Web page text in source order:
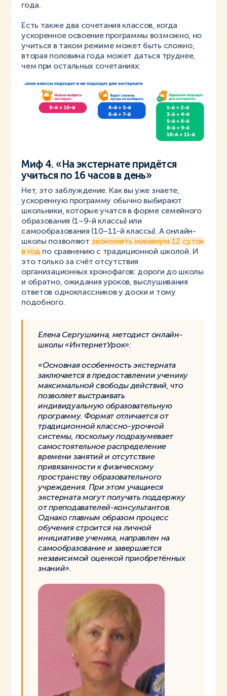
года.
Есть также два сочетания классов, когда
ускоренное освоение программы возможно, но
учиться в таком режиме может быть сложно,
вторая половина года может даться труднее,
чем при остальных сочетаниях:
Миф 4. «На экстернате придётся
учиться по 16 часов в день»
Нет, это заблуждение. Как вы уже знаете,
ускоренную программу обычно выбирают
школьники, которые учатся в форме семейного
образования (1–9-й классы) или
самообразования (10–11-й классы). А онлайн-
школы позволяют экономить минимум 12 суток
в год по сравнению с традиционной школой. И
это только за счёт отсутствия
организационных хронофагов: дороги до школы
и обратно, ожидания уроков, выслушивания
ответов одноклассников у доски и тому
подобного.
Елена Сергушкина, методист онлайн-
школы «ИнтернетУрок»:
«Основная особенность экстерната
заключается в предоставлении ученику
максимальной свободы действий, что
позволяет выстраивать
индивидуальную образовательную
программу. Формат отличается от
традиционной классно-урочной
системы, поскольку подразумевает
самостоятельное распределение
времени занятий и отсутствие
привязанности к физическому
пространству образовательного
учреждения. При этом учащиеся
экстерната могут получать поддержку
от преподавателей-консультантов.
Однако главным образом процесс
обучения строится на личной
инициативе ученика, направлен на
самообразование и завершается
независимой оценкой приобретённых
знаний».